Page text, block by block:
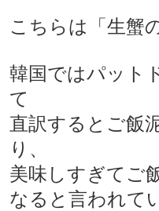
こちらは「生蟹
韓国ではパット
て
直訳するとご飯
り、
美味しすぎてご
なると言われて